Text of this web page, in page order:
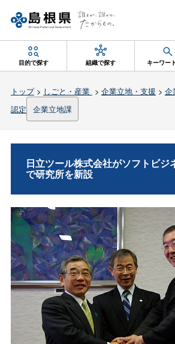
目的で探す 組織で探す キーワー
トップ> しごと・産業 > 企業立地・支援 > 企
認定
企業立地課
日立ツール株式会社がソフトビジ
で研究所を新設